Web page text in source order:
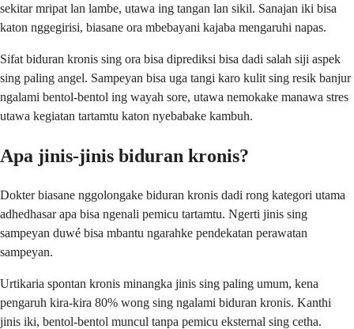
sekitar mripat lan lambe, utawa ing tangan lan sikil. Sanajan iki bisa
katon nggegirisi, biasane ora mbebayani kajaba mengaruhi napas.
Sifat biduran kronis sing ora bisa diprediksi bisa dadi salah siji aspek
sing paling angel. Sampeyan bisa uga tangi karo kulit sing resik banjur
ngalami bentol-bentol ing wayah sore, utawa nemokake manawa stres
utawa kegiatan tartamtu katon nyebabake kambuh.
Apa jinis-jinis biduran kronis?
Dokter biasane nggolongake biduran kronis dadi rong kategori utama
adhedhasar apa bisa ngenali pemicu tartamtu. Ngerti jinis sing
sampeyan duwé bisa mbantu ngarahke pendekatan perawatan
sampeyan.
Urtikaria spontan kronis minangka jinis sing paling umum, kena
pengaruh kira-kira 80% wong sing ngalami biduran kronis. Kanthi
jinis iki, bentol-bentol muncul tanpa pemicu eksternal sing cetha.